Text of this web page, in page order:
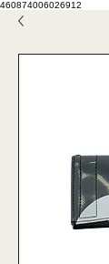
460874006026912